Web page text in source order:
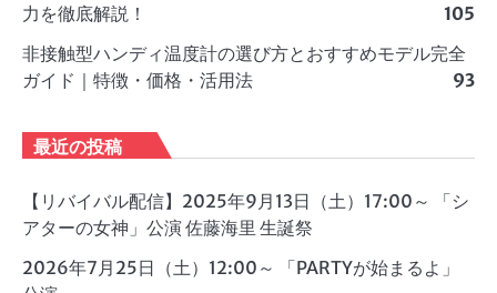
力を徹底解説！
105
非接触型ハンディ温度計の選び方とおすすめモデル完全
ガイド｜特徴・価格・活用法
93
最近の投稿
【リバイバル配信】2025年9月13日（土）17:00～ 「シ
アターの女神」公演 佐藤海里 生誕祭
2026年7月25日（土）12:00～ 「PARTYが始まるよ」